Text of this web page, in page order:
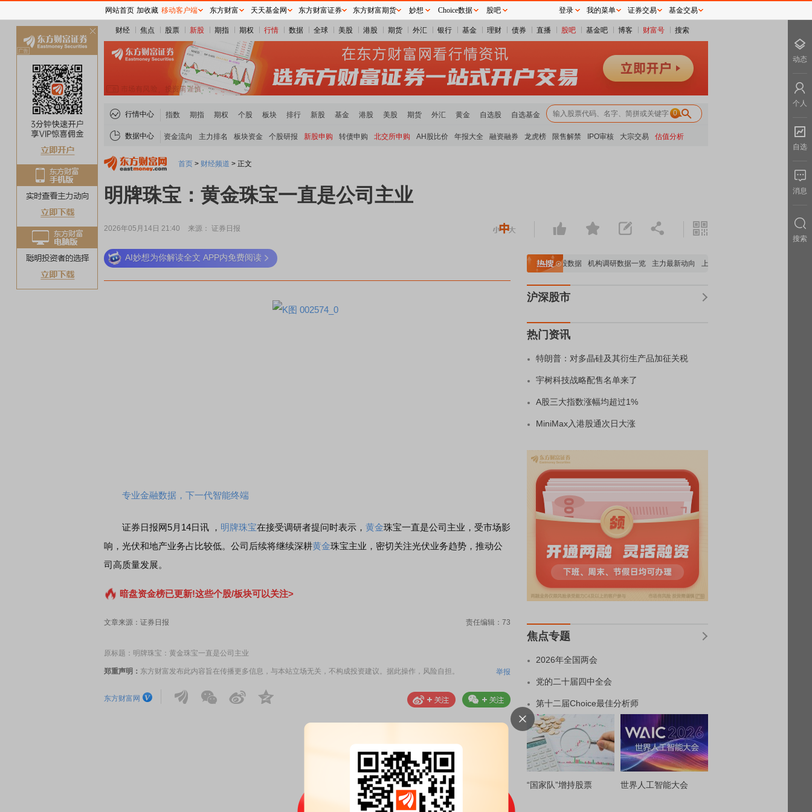
财经 焦点 股票 新股 期指 期权 行情 数据 全球 美股 港股 期货 外汇 银行 基金 理财 债券 直播 股吧 基金吧 博客 财富号 搜索
行情中心 指数 期指 期权 个股 板块 排行 新股 基金 港股 美股 期货 外汇 黄金 自选股 自选基金 0
数据中心 资金流向 主力排名 板块资金 个股研报 新股申购 转债申购 北交所申购 AH股比价 年报大全 融资融券 龙虎榜 限售解禁 IPO审核 大宗交易 估值分析
首页 > 财经频道 > 正文
明牌珠宝：黄金珠宝一直是公司主业
2026年05月14日 21:40 来源： 证券日报
AI妙想为你解读全文 APP内免费阅读
专业金融数据，下一代智能终端
证券日报网5月14日讯 ， 明牌珠宝在接受调研者提问时表示， 黄金珠宝一直是公司主业，受市场影
响，光伏和地产业务占比较低。公司后续将继续深耕黄金珠宝主业，密切关注光伏业务趋势，推动公
司高质量发展。
暗盘资金榜已更新!这些个股/板块可以关注>
文章来源：证券日报 责任编辑：73
原标题：明牌珠宝：黄金珠宝一直是公司主业
郑重声明： 东方财富发布此内容旨在传播更多信息，与本站立场无关，不构成投资建议。据此操作，风险自担。 举报
东方财富网
稀土板块领涨 重要机构持股数据 机构调研数据一览 主力最新动向 上市公司限售股解禁一览
沪深股市
热门资讯
特朗普：对多晶硅及其衍生产品加征关税
宇树科技战略配售名单来了
A股三大指数涨幅均超过1%
MiniMax入港股通次日大涨
焦点专题
2026年全国两会
党的二十届四中全会
第十二届Choice最佳分析师
“国家队”增持股票 世界人工智能大会
网站首页 加收藏 移动客户端 东方财富 天天基金网 东方财富证券 东方财富期货 妙想 Choice数据 股吧 登录 我的菜单 证券交易 基金交易
动态
个人
自选
消息
搜索
关